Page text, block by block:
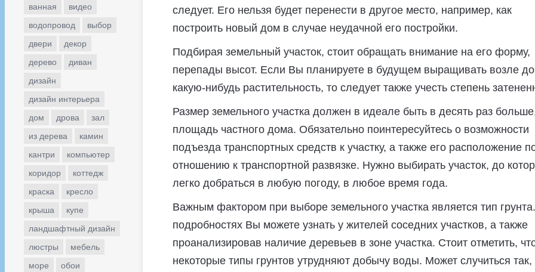
ванная
видео
водопровод
выбор
двери
декор
дерево
диван
дизайн
дизайн интерьера
дом
дрова
зал
из дерева
камин
кантри
компьютер
коридор
коттедж
краска
кресло
крыша
купе
ландшафтный дизайн
люстры
мебель
море
обои
следует. Его нельзя будет перенести в другое место, например, как
построить новый дом в случае неудачной его постройки.
Подбирая земельный участок, стоит обращать внимание на его форму,
перепады высот. Если Вы планируете в будущем выращивать возле
какую-нибудь растительность, то следует также учесть степень
Размер земельного участка должен в идеале быть в десять раз
площадь частного дома. Обязательно поинтересуйтесь о возможности
подъезда транспортных средств к участку, а также его расположение
отношению к транспортной развязке. Нужно выбирать участок, до
легко добраться в любую погоду, в любое время года.
Важным фактором при выборе земельного участка является тип
подробностях Вы можете узнать у жителей соседних участков, а также
проанализировав наличие деревьев в зоне участка. Стоит отметить,
некоторые типы грунтов утрудняют добычу воды. Может случиться так,